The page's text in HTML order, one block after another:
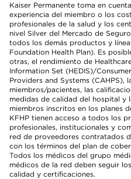
Kaiser Permanente toma en
experiencia del miembro o los
profesionales de la salud y los
nivel Silver del Mercado de
todos los demás productos y
Foundation Health Plan). Es
otras, el rendimiento de
Information Set (HEDIS)/
Providers and Systems (CAHPS),
miembros/pacientes, las
medidas de calidad del hospital y
miembros inscritos en los planes
KFHP tienen acceso a todos los
profesionales, institucionales y
red de proveedores contratados
con los términos del plan de
Todos los médicos del grupo
médicos de la red deben seguir
calidad y certificaciones.